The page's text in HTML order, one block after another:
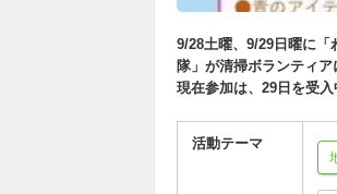
9/28土曜、9/29日曜に「
隊」が清掃ボランティア
現在参加は、29日を受入
活動テーマ